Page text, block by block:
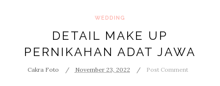
WEDDING
DETAIL MAKE UP
PERNIKAHAN ADAT JAWA
Cakra Foto November 23, 2022 Post Comment